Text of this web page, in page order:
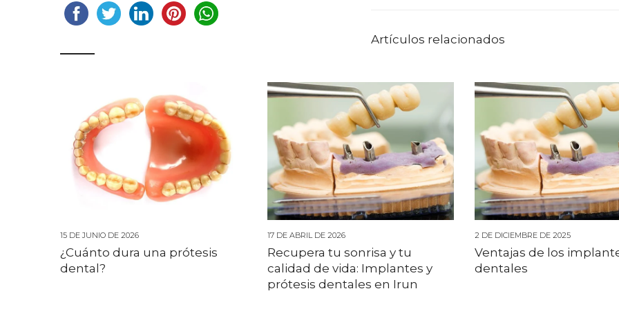
Artículos relacionados
15 DE JUNIO DE 2026
¿Cuánto dura una prótesis
dental?
17 DE ABRIL DE 2026
Recupera tu sonrisa y tu
calidad de vida: Implantes y
prótesis dentales en Irun
2 DE DICIEMBRE DE 2025
Ventajas de los
dentales